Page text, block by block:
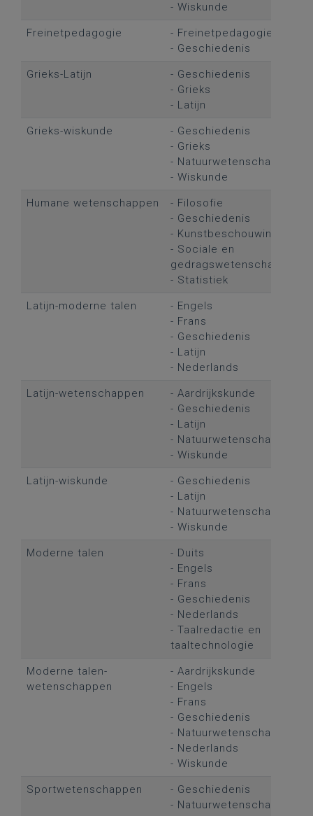
- Wiskunde
Freinetpedagogie
- Freinetpedagogie
- Geschiedenis
Grieks-Latijn
- Geschiedenis
- Grieks
- Latijn
Grieks-wiskunde
- Geschiedenis
- Grieks
- Natuurwetenschappen
- Wiskunde
Humane wetenschappen
- Filosofie
- Geschiedenis
- Kunstbeschouwing
- Sociale en
gedragswetenschappen
- Statistiek
Latijn-moderne talen
- Engels
- Frans
- Geschiedenis
- Latijn
- Nederlands
Latijn-wetenschappen
- Aardrijkskunde
- Geschiedenis
- Latijn
- Natuurwetenschappen
- Wiskunde
Latijn-wiskunde
- Geschiedenis
- Latijn
- Natuurwetenschappen
- Wiskunde
Moderne talen
- Duits
- Engels
- Frans
- Geschiedenis
- Nederlands
- Taalredactie en
taaltechnologie
Moderne talen-
wetenschappen
- Aardrijkskunde
- Engels
- Frans
- Geschiedenis
- Natuurwetenschappen
- Nederlands
- Wiskunde
Sportwetenschappen
- Geschiedenis
- Natuurwetenschappen